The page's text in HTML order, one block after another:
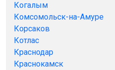
Когалым
Комсомольск-на-Амуре
Корсаков
Котлас
Краснодар
Краснокамск